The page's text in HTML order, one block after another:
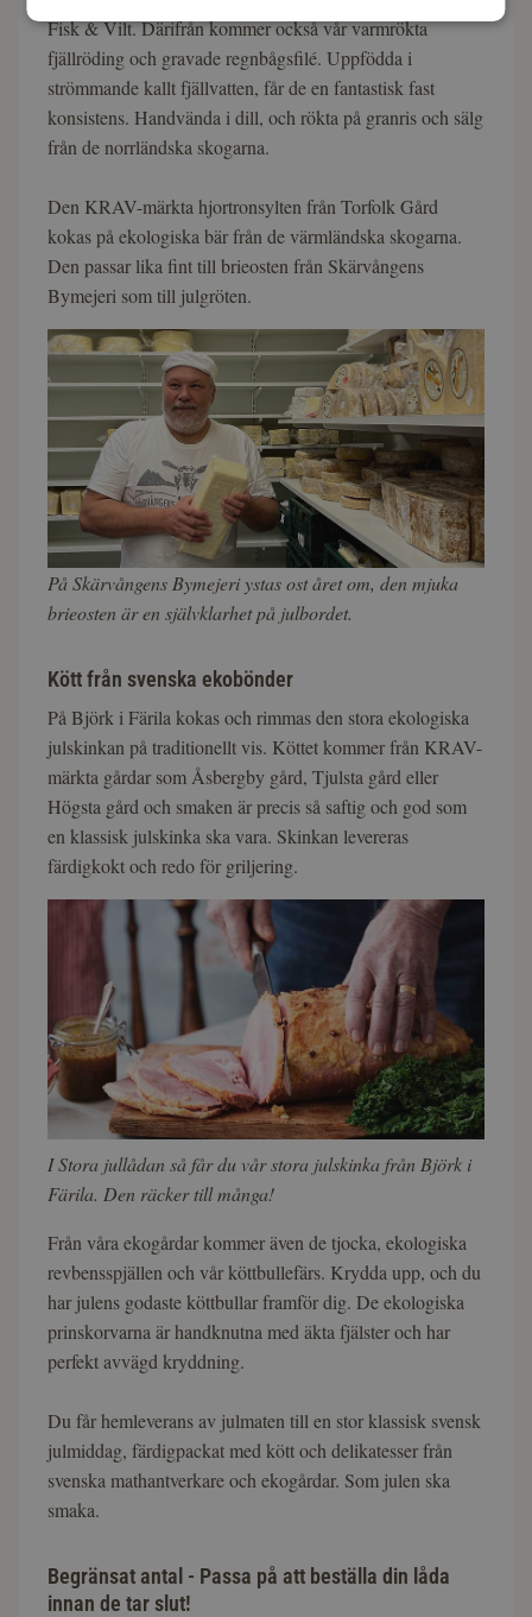
Fisk & Vilt. Därifrån kommer också vår varmrökta
fjällröding och gravade regnbågsfilé. Uppfödda i
strömmande kallt fjällvatten, får de en fantastisk fast
konsistens. Handvända i dill, och rökta på granris och sälg
från de norrländska skogarna.
Den KRAV-märkta hjortronsylten från Torfolk Gård
kokas på ekologiska bär från de värmländska skogarna.
Den passar lika fint till brieosten från Skärvångens
Bymejeri som till julgröten.
På Skärvångens Bymejeri ystas ost året om, den mjuka
brieosten är en självklarhet på julbordet.
Kött från svenska ekobönder
På Björk i Färila kokas och rimmas den stora ekologiska
julskinkan på traditionellt vis. Köttet kommer från KRAV-
märkta gårdar som Åsbergby gård, Tjulsta gård eller
Högsta gård och smaken är precis så saftig och god som
en klassisk julskinka ska vara. Skinkan levereras
färdigkokt och redo för griljering.
I Stora jullådan så får du vår stora julskinka från Björk i
Färila. Den räcker till många!
Från våra ekogårdar kommer även de tjocka, ekologiska
revbensspjällen och vår köttbullefärs. Krydda upp, och du
har julens godaste köttbullar framför dig. De ekologiska
prinskorvarna är handknutna med äkta fjälster och har
perfekt avvägd kryddning.
Du får hemleverans av julmaten till en stor klassisk svensk
julmiddag, färdigpackat med kött och delikatesser från
svenska mathantverkare och ekogårdar. Som julen ska
smaka.
Begränsat antal - Passa på att beställa din låda
innan de tar slut!